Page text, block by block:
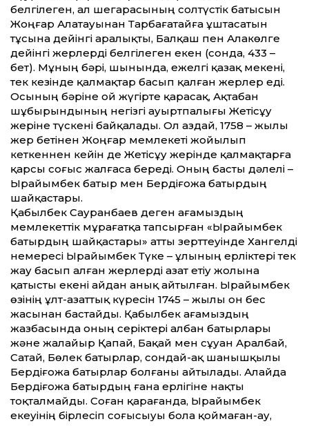
белгілеген, ал шегарасының солтүстік батысын
Жоңғар Алатауынан Тарбағатайға ұштасатын
тұсына дейінгі аралықты, Балқаш пен Алакөлге
дейінгі жерлерді белгілеген екен (сонда, 433 –
бет). Мұның бәрі, шынында, ежелгі қазақ мекені,
тек кезінде қалмақтар басып қалған жерлер еді.
Осының бәріне ой жүгірте қарасақ, Ақтабан
шұбырындының негізгі ауыртпалығы Жетісұу
жеріне түскені байқалады. Ол аздай, 1758 – жылы
жер бетінен Жоңғар мемлекеті жойылып
кеткеннен кейін де Жетісұу жерінде қалмақтарға
қарсы соғыс жалғаса береді. Оның басты дәлелі –
Ырайымбек батыр мен Бердіғожа батырдың
шайқастары.
Қабылбек Сауранбаев деген ағамыздың
мемлекет­тік мұрағатқа тапсырған «Ырайымбек
батырдың шайқастары» ат­ты зерт­теуінде Хангелді
немересі Ырайымбек Түке – ұлының ерліктері тек
жау басып алған жерлерді азат етіу жолына
қатысты екені айдан анық айтылған. Ырайымбек
өзінің ұлт-азат­тық күресін 1745 – жылы он бес
жасынан бастайды. Қабылбек ағамыздың
жазбасында оның серіктері албан батырлары
және жалайыр Қапай, Бақай мен сұуан Аралбай,
Сатай, Бөлек батырлар, сондай-ақ шанышқылы
Бердіғожа батырлар болғаны айтылады. Алайда
Бердіғожа батырдың ғана ерлігіне нақты
тоқталмайды. Соған қарағанда, Ырайымбек
екеуінің бірлесіп соғысыуы бола қоймаған-ау,